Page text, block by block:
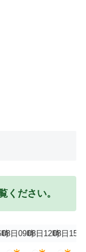
ください。
08日09時08日12時08日15時